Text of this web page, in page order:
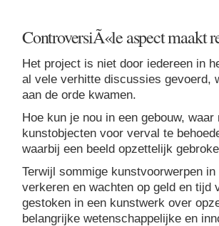
ControversiÃ«le aspect maakt
Het project is niet door iedereen in
al vele verhitte discussies gevoerd,
aan de orde kwamen.
Hoe kun je nou in een gebouw,
kunstobjecten voor verval te
waarbij een beeld opzettelijk
Terwijl sommige kunstvoorwerpen
verkeren en wachten op geld en tijd
gestoken in een kunstwerk over
belangrijke wetenschappelijke en